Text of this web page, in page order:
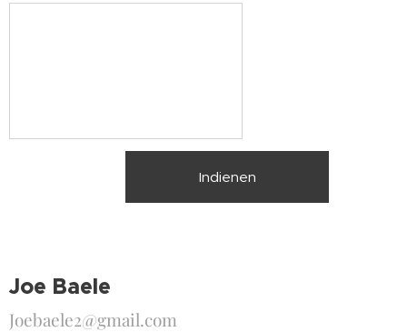
Indienen
Joe Baele
Joebaele2@gmail.com